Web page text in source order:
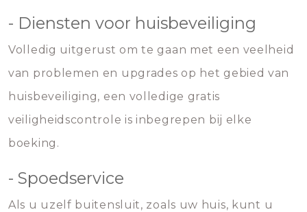
- Diensten voor huisbeveiliging
Volledig uitgerust om te gaan met een veelheid
van problemen en upgrades op het gebied van
huisbeveiliging, een volledige gratis
veiligheidscontrole is inbegrepen bij elke
boeking.
- Spoedservice
Als u uzelf buitensluit, zoals uw huis, kunt u